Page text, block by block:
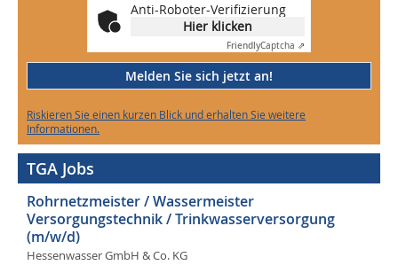
Anti-Roboter-Verifizierung
Hier klicken
FriendlyCaptcha ⇗
Melden Sie sich jetzt an!
Riskieren Sie einen kurzen Blick und erhalten Sie weitere
Informationen.
TGA Jobs
Rohrnetzmeister / Wassermeister
Versorgungstechnik / Trinkwasserversorgung
(m/w/d)
Hessenwasser GmbH & Co. KG